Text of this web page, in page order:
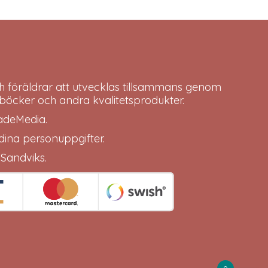
föräldrar att utvecklas tillsammans genom
och andra kvalitetsprodukter.
.
personuppgifter.
.